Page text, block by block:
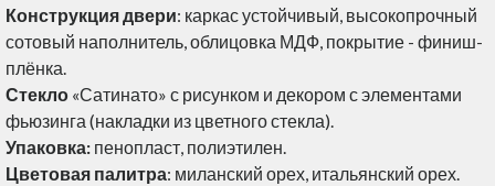
Конструкция двери: каркас устойчивый, высокопрочный
сотовый наполнитель, облицовка МДФ, покрытие - финиш-
плёнка.
Стекло «Сатинато» с рисунком и декором с элементами
фьюзинга (накладки из цветного стекла).
Упаковка: пенопласт, полиэтилен.
Цветовая палитра: миланский орех, итальянский орех.